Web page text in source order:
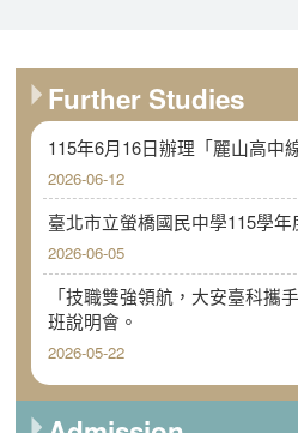
Further Studies
2026-06-12
115年6月16日辦理「麗山高中
2026-06-05
臺北市立螢橋國民中學115學
2026-05-22
「技職雙強領航，大安臺科攜
班說明會。